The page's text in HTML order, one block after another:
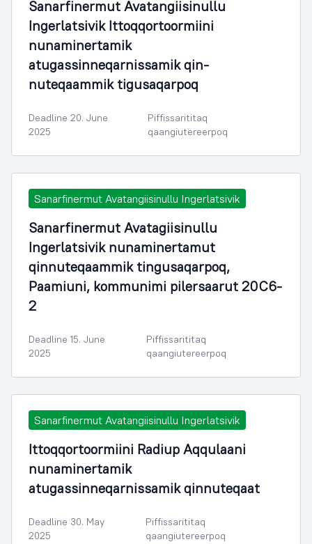
Sanarfinermut Avatangiisinullu
Ingerlatsivik Ittoqqortoormiini
nunaminertamik
atugassinneqarnissamik qin-
nuteqaammik tigusaqarpoq
Deadline 20. June
2025
Piffissarititaq
qaangiutereerpoq
Sanarfinermut Avatangiisinullu Ingerlatsivik
Sanarfinermut Avatagiisinullu
Ingerlatsivik nunaminertamut
qinnuteqaammik tingusaqarpoq,
Paamiuni, kommunimi pilersaarut 20C6-
2
Deadline 15. June
2025
Piffissarititaq
qaangiutereerpoq
Sanarfinermut Avatangiisinullu Ingerlatsivik
Ittoqqortoormiini Radiup Aqqulaani
nunaminertamik
atugassinneqarnissamik qinnuteqaat
Deadline 30. May
2025
Piffissarititaq
qaangiutereerpoq